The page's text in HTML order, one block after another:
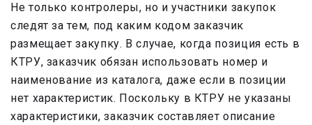
Не только контролеры, но и участники закупок
следят за тем, под каким кодом заказчик
размещает закупку. В случае, когда позиция есть в
КТРУ, заказчик обязан использовать номер и
наименование из каталога, даже если в позиции
нет характеристик. Поскольку в КТРУ не указаны
характеристики, заказчик составляет описание